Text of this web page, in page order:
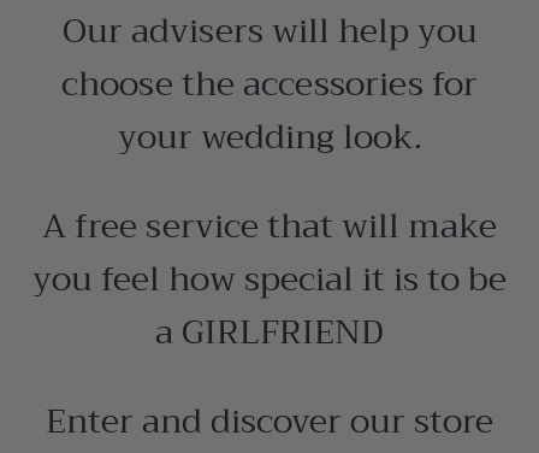
Our advisers will help you
choose the accessories for
your wedding look.
A free service that will make
you feel how special it is to be
a GIRLFRIEND
Enter and discover our store